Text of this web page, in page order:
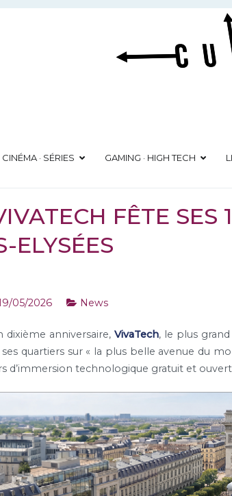
CINÉMA · SÉRIES GAMING · HIGH TECH
FÊTE SES
ELYSÉES
05/2026 News
dixième anniversaire, VivaTech, le plus
quartiers sur « la plus belle avenue du
d’immersion technologique gratuit et